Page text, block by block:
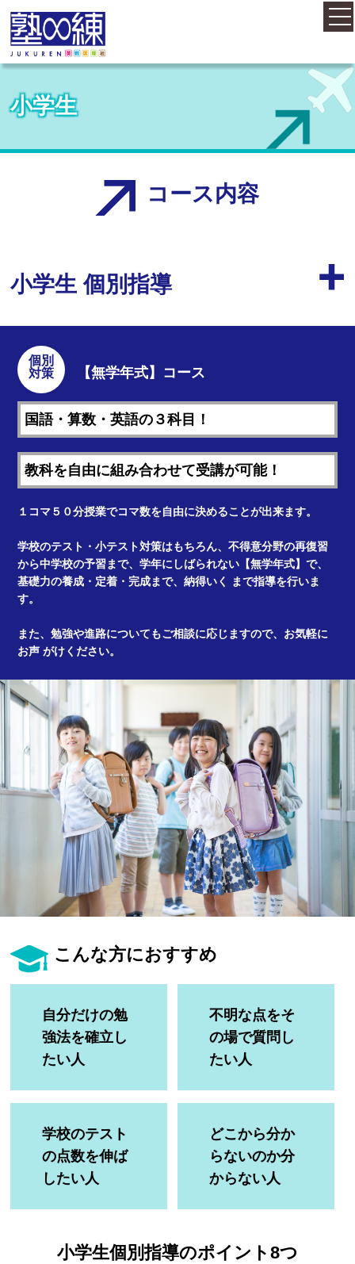
ホーム
コース案内
お知らせ
塾長紹介
講師紹介
小学生
中学生
高校生
大学受験の方
小学生から塾に通った方がいい3つの理由
生徒さんの塾∞練体験インタビュー
生徒さん・親御様のアンケート
塾練が選ばれる理由
合格実績
よくあるご質問
会員専用
求人情報
小学生
コース内容
小学生 個別指導
個別
対策
【無学年式】コース
国語・算数・英語の３科目！
教科を自由に組み合わせて受講が可能！
１コマ５０分授業でコマ数を自由に決めることが出来ます。
学校のテスト・小テスト対策はもちろん、不得意分野の再復習
から中学校の予習まで、学年にしばられない【無学年式】で、
基礎力の養成・定着・完成まで、納得いく まで指導を行いま
す。
また、勉強や進路についてもご相談に応じますので、お気軽に
お声 がけください。
こんな方におすすめ
自分だけの勉
強法を確立し
たい人
不明な点をそ
の場で質問し
たい人
学校のテスト
の点数を伸ば
したい人
どこから分か
らないのか分
からない人
小学生個別指導のポイント8つ